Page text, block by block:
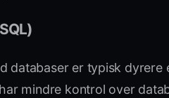
databaser er typisk
mindre kontrol over